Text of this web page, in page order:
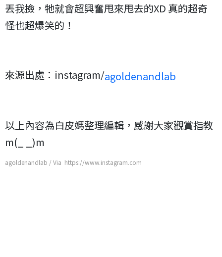
丟我撿，牠就會超興奮甩來甩去的XD 真的超奇
怪也超爆笑的！
來源出處：instagram/agoldenandlab
以上內容為白皮媽整理編輯，感謝大家觀賞指教
m(_ _)m
agoldenandlab / Via https://www.instagram.com